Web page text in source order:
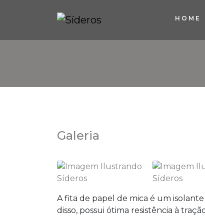
HOME
Galeria
Afita de papel de mica é um
disso, possui ótima resistência à